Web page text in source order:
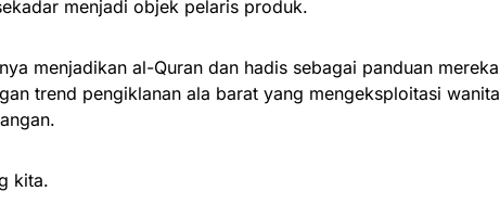
menjadi objek pelaris produk.
menjadikan al-Quran dan hadis sebagai panduan mereka
trend pengiklanan ala barat yang mengeksploitasi wanita
kita.